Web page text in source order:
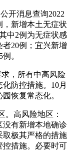
开消息查询2022
，新增本土无症状
中2例为无症状感
20例；宜兴新增
。
，所有中高风险
防控措施。10月
恢复常态化。
。高风险地区：
没有新增本地确诊
取极其严格的措施
控措施。必要时可